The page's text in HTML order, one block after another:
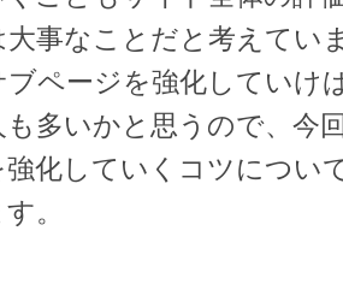
大事なことだと考えてい
ページを強化していけ
多いかと思うので、今
強化していくコツについ
。